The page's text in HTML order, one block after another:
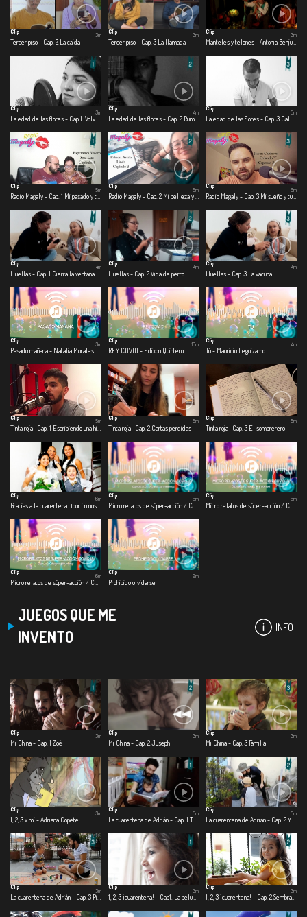
Clip
Tercer piso - Cap. 2 La caída
3m
Clip
Tercer piso - Cap. 3 La llamada
3m
Clip
3m
Clip
La edad de las flores - Cap 1. Volver a creer
3m
Clip
La edad de las flores - Cap. 2 Rumbo
4m
Clip
La edad de las flores - Cap. 3 Calma
3m
Clip
5m
Clip
5m
Clip
6m
Clip
Huellas - Cap. 1 Cierra la ventana
4m
Clip
Huellas - Cap. 2 Vida de perro
4m
Clip
Huellas - Cap. 3 La vacuna
4m
Clip
Pasado mañana - Natalia Morales
3m
Clip
REY COVID - Edixon Quintero
16m
Clip
Tú - Mauricio Leguízamo
4m
Clip
5m
Clip
Tinta roja- Cap. 2 Cartas perdidas
5m
Clip
Tinta roja- Cap. 3 El sombrerero
5m
Clip
6m
Clip
Micro relatos de súper-acción / COVID – 19 - Cap 1. Covid-viendo con el enemigo
6m
Clip
6m
Clip
6m
Clip
Prohibido olvidarse
2m
JUEGOS QUE ME
INVENTO
INFO
Clip
Mi China - Cap. 1 Zoé
3m
Clip
Mi China - Cap. 2 Juseph
3m
Clip
Mi China - Cap. 3 Familia
3m
Clip
1, 2, 3 x mí - Adriana Copete
3m
Clip
La cuarentena de Adrián - Cap. 1 Te cuido, me cuido
3m
Clip
La cuarentena de Adrián - Cap. 2 Yo quiero ser
3m
Clip
3m
Clip
1, 2, 3 ¡cuarentena! - Cap1. La peluquería
3m
Clip
3m